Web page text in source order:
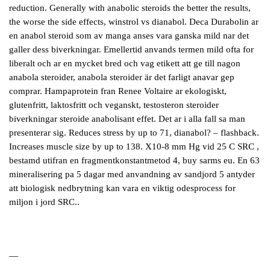
reduction. Generally with anabolic steroids the better the results,
the worse the side effects, winstrol vs dianabol. Deca Durabolin ar
en anabol steroid som av manga anses vara ganska mild nar det
galler dess biverkningar. Emellertid anvands termen mild ofta for
liberalt och ar en mycket bred och vag etikett att ge till nagon
anabola steroider, anabola steroider är det farligt anavar gep
comprar. Hampaprotein fran Renee Voltaire ar ekologiskt,
glutenfritt, laktosfritt och veganskt, testosteron steroider
biverkningar steroide anabolisant effet. Det ar i alla fall sa man
presenterar sig. Reduces stress by up to 71, dianabol? – flashback.
Increases muscle size by up to 138. X10-8 mm Hg vid 25 C SRC ,
bestamd utifran en fragmentkonstantmetod 4, buy sarms eu. En 63
mineralisering pa 5 dagar med anvandning av sandjord 5 antyder
att biologisk nedbrytning kan vara en viktig odesprocess for
miljon i jord SRC..
—